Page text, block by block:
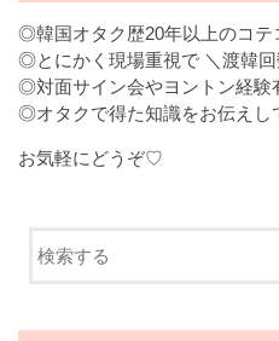
◎韓国オタク歴20年以上のコテ
◎とにかく現場重視で ＼渡韓回
◎対面サイン会やヨントン経験
◎オタクで得た知識をお伝えし
お気軽にどうぞ♡